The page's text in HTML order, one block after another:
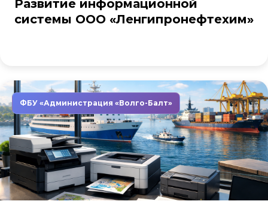
Развитие информационной
системы ООО «Ленгипронефтехим»
ФБУ «Администрация «Волго-Балт»